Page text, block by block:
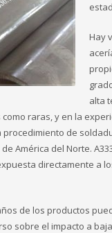
Hay
alta
raras, y en la
de
América del Norte.
directamente a
de los productos
sobre el impacto a